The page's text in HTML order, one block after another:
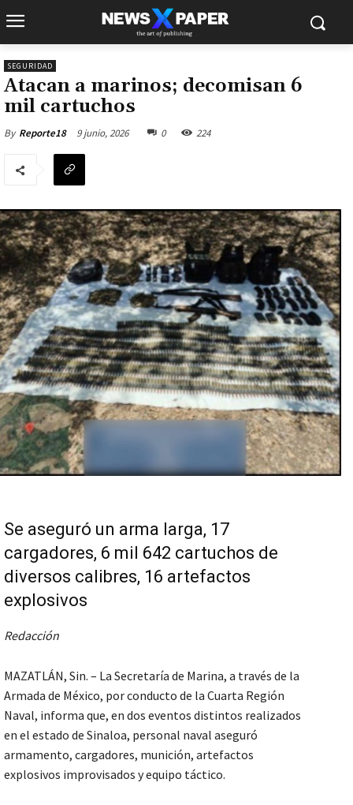
SEGURIDAD
Atacan a marinos; decomisan 6
mil cartuchos
By Reporte18 9 junio, 2026 0 224
Se aseguró un arma larga, 17
cargadores, 6 mil 642 cartuchos de
diversos calibres, 16 artefactos
explosivos
Redacción
MAZATLÁN, Sin. – La Secretaría de Marina, a través de la
Armada de México, por conducto de la Cuarta Región
Naval, informa que, en dos eventos distintos realizados
en el estado de Sinaloa, personal naval aseguró
armamento, cargadores, munición, artefactos
explosivos improvisados y equipo táctico.